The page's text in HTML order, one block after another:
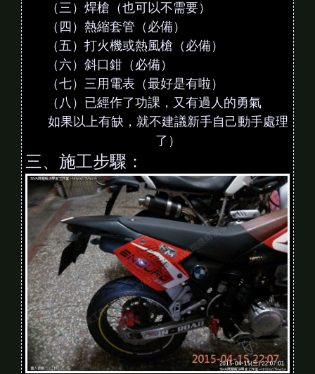
（三）焊槍（也可以不需要）
（四）熱縮套管（必備）
（五）打火機或熱風槍（必備）
（六）斜口鉗（必備）
（七）三用電表（最好是有啦）
（八）已經作了功課，又有過人的勇氣
如果以上有缺，就不建議新手自己動手處理
了）
三、施工步驟：